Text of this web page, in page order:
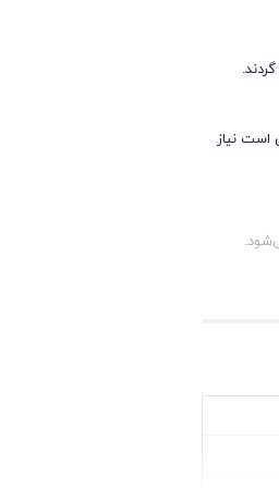
بسیار ضخیم یا رو به پایین، تا ۲۰ دقیقه نیز ممکن است نیاز